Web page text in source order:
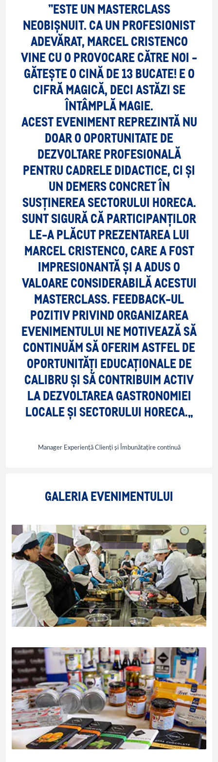
”ESTE UN MASTERCLASS
NEOBIȘNUIT. CA UN PROFESIONIST
ADEVĂRAT, MARCEL CRISTENCO
VINE CU O PROVOCARE CĂTRE NOI -
GĂTEȘTE O CINĂ DE 13 BUCATE! E O
CIFRĂ MAGICĂ, DECI ASTĂZI SE
ÎNTÂMPLĂ MAGIE.
ACEST EVENIMENT REPREZINTĂ NU
DOAR O OPORTUNITATE DE
DEZVOLTARE PROFESIONALĂ
PENTRU CADRELE DIDACTICE, CI ȘI
UN DEMERS CONCRET ÎN
SUSȚINEREA SECTORULUI HORECA.
SUNT SIGURĂ CĂ PARTICIPANȚILOR
LE-A PLĂCUT PREZENTAREA LUI
MARCEL CRISTENCO, CARE A FOST
IMPRESIONANTĂ ȘI A ADUS O
VALOARE CONSIDERABILĂ ACESTUI
MASTERCLASS. FEEDBACK-UL
POZITIV PRIVIND ORGANIZAREA
EVENIMENTULUI NE MOTIVEAZĂ SĂ
CONTINUĂM SĂ OFERIM ASTFEL DE
OPORTUNITĂȚI EDUCAȚIONALE DE
CALIBRU ȘI SĂ CONTRIBUIM ACTIV
LA DEZVOLTAREA GASTRONOMIEI
LOCALE ȘI SECTORULUI HORECA.„
Manager Experiență Clienți și Îmbunătațire continuă
GALERIA EVENIMENTULUI